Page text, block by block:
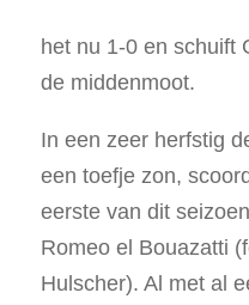
het nu 1-0 en schuift
de middenmoot.
In een zeer herfstig
een toefje zon,
eerste van dit
Romeo el Bouazatti
Hulscher). Al met al